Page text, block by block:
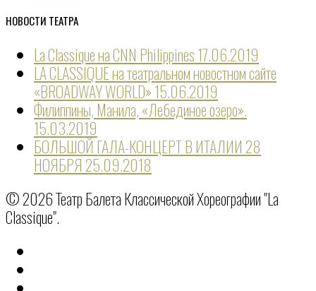
НОВОСТИ ТЕАТРА
La Classique на CNN Philippines17.06.2019
LA CLASSIQUE на театральном новостном сайте
«BROADWAY WORLD»15.06.2019
Филиппины, Манила, «Лебединое озеро».
15.03.2019
БОЛЬШОЙ ГАЛА-КОНЦЕРТ В ИТАЛИИ 28
НОЯБРЯ25.09.2018
© 2026 Театр Балета Классической Хореографии "La
Classique".